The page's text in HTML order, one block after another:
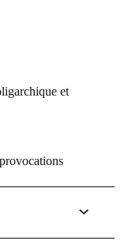
et